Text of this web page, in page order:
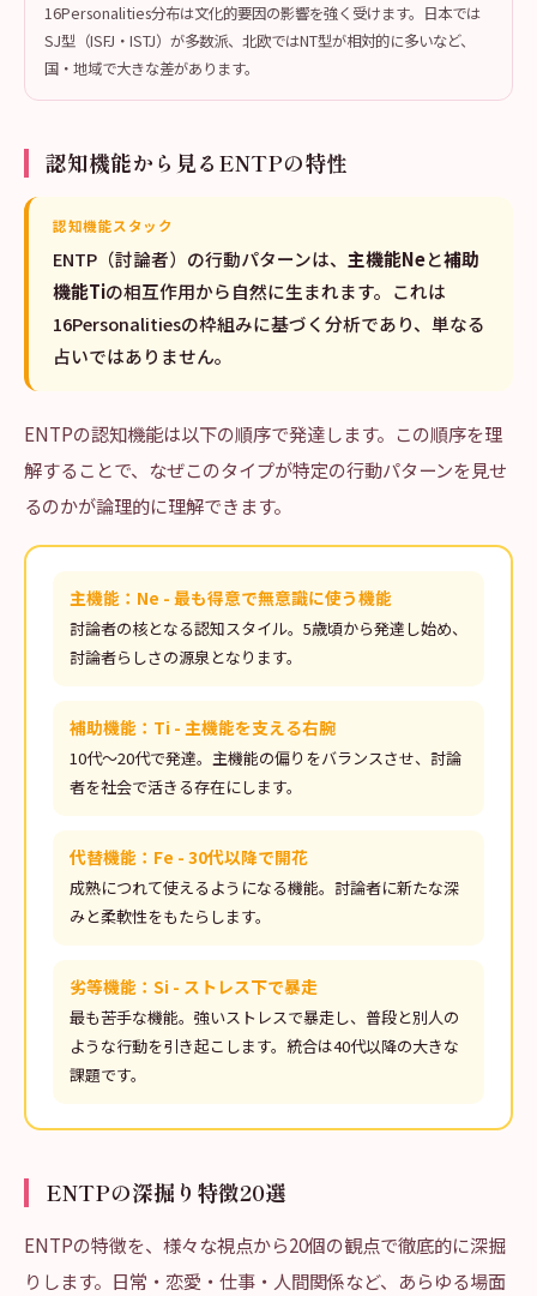
16Personalities分布は文化的要因の影響を強く受けます。日本では
SJ型（ISFJ・ISTJ）が多数派、北欧ではNT型が相対的に多いなど、
国・地域で大きな差があります。
認知機能から見るENTPの特性
認知機能スタック
ENTP（討論者）の行動パターンは、 主機能Neと補助
機能Tiの相互作用から自然に生まれます。これは
16Personalitiesの枠組みに基づく分析であり、単なる
占いではありません。
ENTPの認知機能は以下の順序で発達します。この順序を理
解することで、なぜこのタイプが特定の行動パターンを見せ
るのかが論理的に理解できます。
主機能：Ne - 最も得意で無意識に使う機能
討論者の核となる認知スタイル。5歳頃から発達し始め、
討論者らしさの源泉となります。
補助機能：Ti - 主機能を支える右腕
10代〜20代で発達。主機能の偏りをバランスさせ、討論
者を社会で活きる存在にします。
代替機能：Fe - 30代以降で開花
成熟につれて使えるようになる機能。討論者に新たな深
みと柔軟性をもたらします。
劣等機能：Si - ストレス下で暴走
最も苦手な機能。強いストレスで暴走し、普段と別人の
ような行動を引き起こします。統合は40代以降の大きな
課題です。
ENTPの深掘り特徴20選
ENTPの特徴を、様々な視点から20個の観点で徹底的に深掘
りします。日常・恋愛・仕事・人間関係など、あらゆる場面